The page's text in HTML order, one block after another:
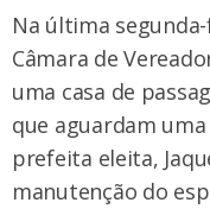
Na última
Câmara de
uma casa de
que aguardam
prefeita eleita,
manutenção do